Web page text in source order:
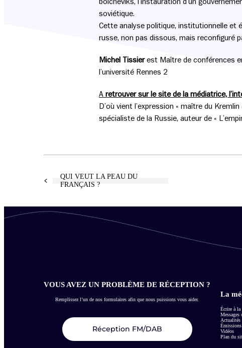
soviétique.
Cette analyse politique, institutionnelle et
russe, non pas dissous, mais reconfiguré
Michel Tissierest Maître de conférences
l’université Rennes 2
A retrouver sur le site de la médiatrice,
D’où vient l’expression « maître du
spécialiste de la Russie, auteur de «
QUI VEUT LA PEAU DU
FRANÇAIS ?
VOUS AVEZ UN PROBLÈME DE RÉCEPTION ?
Remplissez l’un de nos formulaires afin que nous puissions vous aider.
Réception FM/DAB
La
Écrire à la
Messages
Actualités
Émissions
Vidéos
Plan du